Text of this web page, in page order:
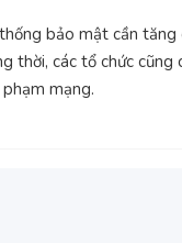
bảo mật cần
các tổ chức
mạng.